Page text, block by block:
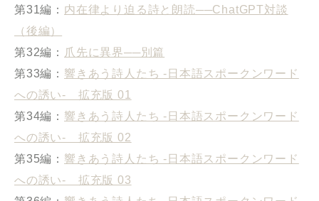
第31編： 内在律より迫る詩と朗読──ChatGPT対談
（後編）
第32編： 爪先に異界──別篇
第33編： 響きあう詩人たち -日本語スポークンワード
への誘い- 拡充版 01
第34編： 響きあう詩人たち -日本語スポークンワード
への誘い- 拡充版 02
第35編： 響きあう詩人たち -日本語スポークンワード
への誘い- 拡充版 03